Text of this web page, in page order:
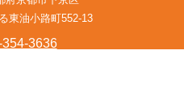
東油小路町552-13
3636